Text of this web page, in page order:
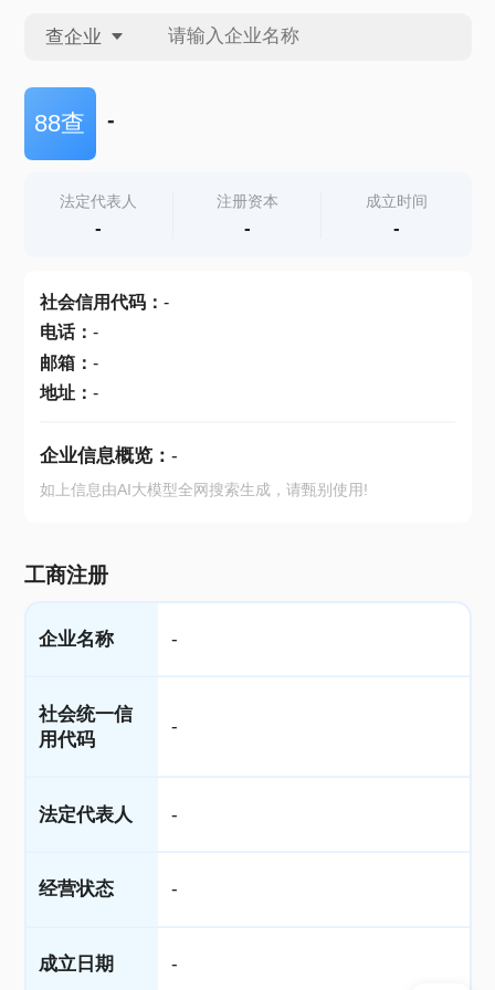
查企业
查企业
查产地
88查 -
法定代表人
-
注册资本
-
成立时间
-
社会信用代码： -
电话： -
邮箱： -
地址： -
企业信息概览： -
如上信息由AI大模型全网搜索生成，请甄别使用!
工商注册
企业名称 -
社会统一信
用代码
-
法定代表人 -
经营状态 -
成立日期 -